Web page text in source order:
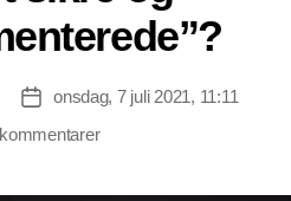
Indlægsdato
onsdag, 7 juli 2021, 11:11
til